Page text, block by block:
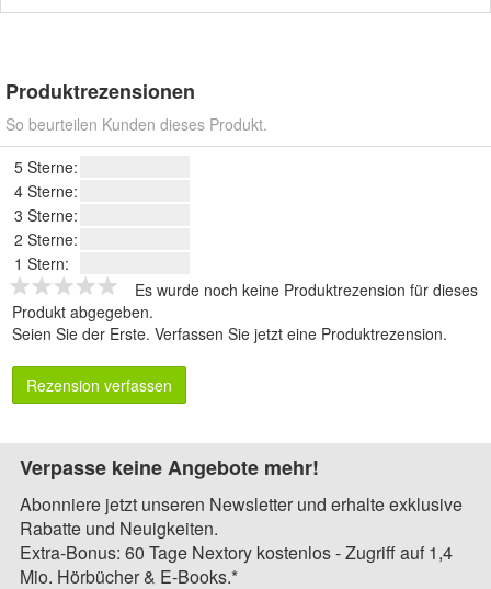
Produktrezensionen
So beurteilen Kunden dieses Produkt.
5 Sterne:
4 Sterne:
3 Sterne:
2 Sterne:
1 Stern:
Es wurde noch keine Produktrezension für dieses
Produkt abgegeben.
Seien Sie der Erste. Verfassen Sie jetzt eine Produktrezension.
Rezension verfassen
Verpasse keine Angebote mehr!
Abonniere jetzt unseren Newsletter und erhalte exklusive
Rabatte und Neuigkeiten.
Extra-Bonus: 60 Tage Nextory kostenlos - Zugriff auf 1,4
Mio. Hörbücher & E-Books.*